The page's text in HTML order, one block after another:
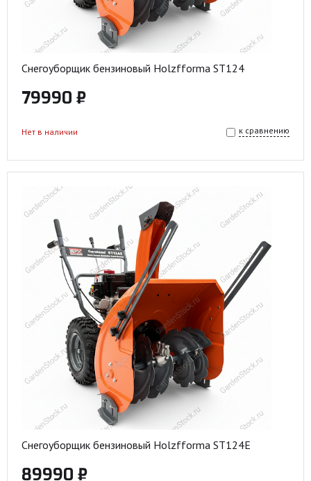
Снегоуборщик бензиновый Holzfforma ST124
79990 ₽
к сравнению
Нет в наличии
Снегоуборщик бензиновый Holzfforma ST124E
89990 ₽